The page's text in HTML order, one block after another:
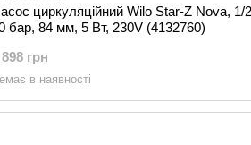
циркуляційний Wilo Star-Z Nova, 1/
бар, 84 мм, 5 Вт, 230V (4132760)
грн
в наявності